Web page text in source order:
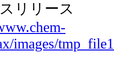
リリース
images/